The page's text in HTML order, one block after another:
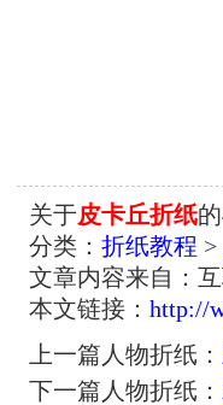
关于皮卡丘折纸
分类： 折纸教程 >
文章内容来自：
本文链接： http://
上一篇人物折纸：
下一篇人物折纸：